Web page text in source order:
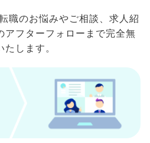
職のお悩みやご相談、求人紹
アフターフォローまで完全無
します。